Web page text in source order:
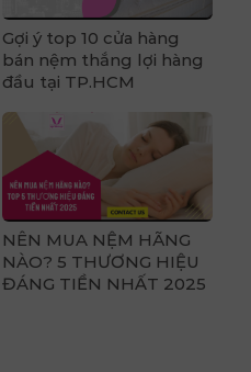
Gợi ý top 10 cửa hàng
bán nệm thắng lợi hàng
đầu tại TP.HCM
NÊN MUA NỆM HÃNG
NÀO? 5 THƯƠNG HIỆU
ĐÁNG TIỀN NHẤT 2025